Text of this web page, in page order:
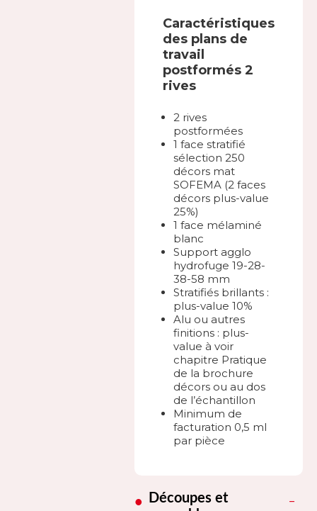
Caractéristiques
des plans de
travail
postformés 2
rives
2 rives
postformées
1 face stratifié
sélection 250
décors mat
SOFEMA (2 faces
décors plus-value
25%)
1 face mélaminé
blanc
Support agglo
hydrofuge 19-28-
38-58 mm
Stratifiés brillants :
plus-value 10%
Alu ou autres
finitions : plus-
value à voir
chapitre Pratique
de la brochure
décors ou au dos
de l’échantillon
Minimum de
facturation 0,5 ml
par pièce
Découpes et